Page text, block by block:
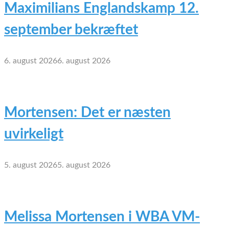
Maximilians Englandskamp 12.
september bekræftet
6. august 20266. august 2026
Mortensen: Det er næsten
uvirkeligt
5. august 20265. august 2026
Melissa Mortensen i WBA VM-